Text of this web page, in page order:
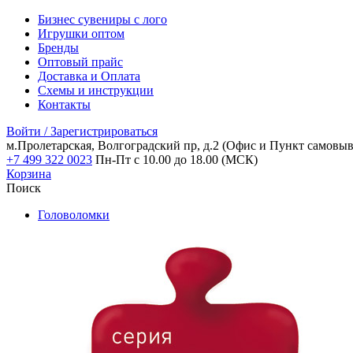
Бизнес сувениры с лого
Игрушки оптом
Бренды
Оптовый прайс
Доставка и Оплата
Схемы и инструкции
Контакты
Войти / Зарегистрироваться
м.Пролетарская, Волгоградский пр, д.2 (Офис и Пункт
+7 499 322 0023 Пн-Пт с 10.00 до 18.00 (МСК)
Корзина
Поиск
Головоломки